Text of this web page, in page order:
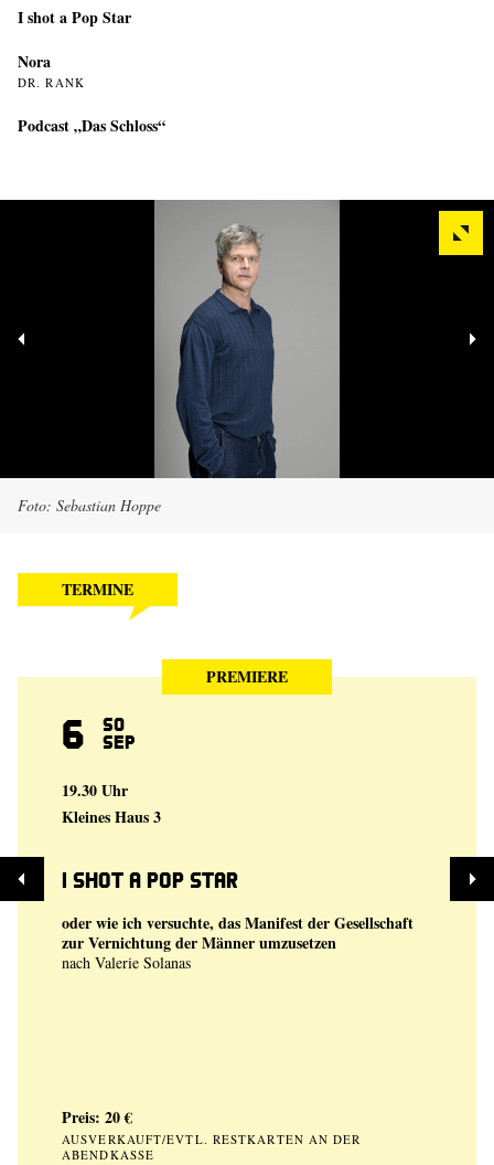
I shot a Pop Star
Nora
DR. RANK
Podcast „Das Schloss“
Foto: Sebastian Hoppe
TERMINE
PREMIERE
6 So
Sep
19.30 Uhr
Kleines Haus 3
I shot a Pop Star
oder wie ich versuchte, das Manifest der Gesellschaft
zur Vernichtung der Männer umzusetzen
nach Valerie Solanas
Preis: 20 €
AUSVERKAUFT/EVTL. RESTKARTEN AN DER
ABENDKASSE